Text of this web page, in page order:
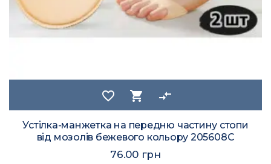
favorite_border shopping_cart compare_arrows
Устілка-манжетка на передню частину стопи
від мозолів бежевого кольору 205608C
76.00 грн